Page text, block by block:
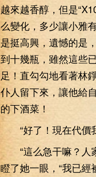
越來越香醇，但是
么變化，多少讓小雅
是挺高興，遺憾的是
到十幾瓶，雖然這些
足！直勾勾地看著林
仆人留下來，讓他給
的下酒菜！
“好了！現在代價我
“這么急干嘛？人
瞪了她一眼，“我已經